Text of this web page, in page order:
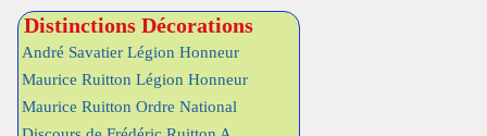
Distinctions Décorations
André Savatier Légion Honneur
Maurice Ruitton Légion Honneur
Maurice Ruitton Ordre National